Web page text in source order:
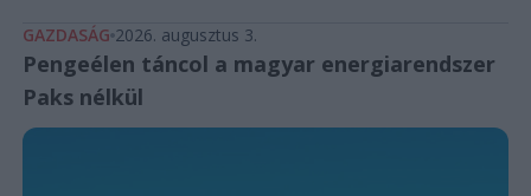
GAZDASÁG 2026. augusztus 3.
Pengeélen táncol a magyar energiarendszer
Paks nélkül